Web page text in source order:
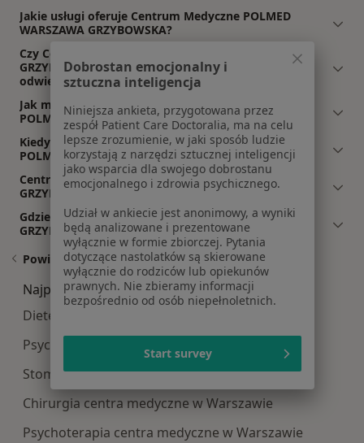
Jakie usługi oferuje Centrum Medyczne POLMED
WARSZAWA GRZYBOWSKA?
Czy Centrum Medyczne POLMED WARSZAWA
GRZYBOWSKA oferuje wizyty online, bez potrzeby
odwiedzenia placówki?
Jak mogę umówić wizytę w Centrum Medyczne
POLMED WARSZAWA GRZYBOWSKA?
Kiedy mogę skonsultować się w Centrum Medyczne
POLMED WARSZAWA GRZYBOWSKA?
Centrum Medyczne POLMED WARSZAWA
GRZYBOWSKA: co mówią pacjenci i pacjentki?
Gdzie jest Centrum Medyczne POLMED WARSZAWA
GRZYBOWSKA?
Powiązane wyszukiwania
Najpopularniesze centra medyczne
Dietetyk centra medyczne w Warszawie
Psychologia centra medyczne w Warszawie
Stomatologia centra medyczne w Warszawie
Chirurgia centra medyczne w Warszawie
Psychoterapia centra medyczne w Warszawie
Dobrostan emocjonalny i
sztuczna inteligencja
Niniejsza ankieta, przygotowana przez
zespół Patient Care Doctoralia, ma na celu
lepsze zrozumienie, w jaki sposób ludzie
korzystają z narzędzi sztucznej inteligencji
jako wsparcia dla swojego dobrostanu
emocjonalnego i zdrowia psychicznego.
Udział w ankiecie jest anonimowy, a wyniki
będą analizowane i prezentowane
wyłącznie w formie zbiorczej. Pytania
dotyczące nastolatków są skierowane
wyłącznie do rodziców lub opiekunów
prawnych. Nie zbieramy informacji
bezpośrednio od osób niepełnoletnich.
Start survey